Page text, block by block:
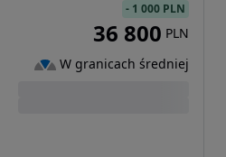
- 1 000 PLN
36 800 PLN
W granicach średniej